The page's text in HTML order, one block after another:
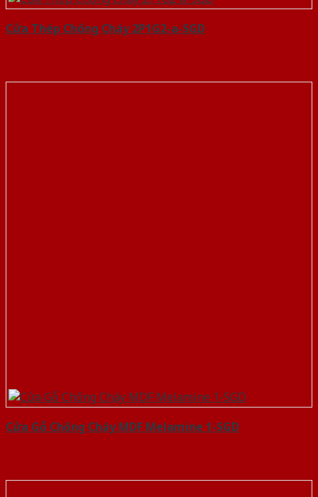
Cửa Thép Chống Cháy 2P1G2-a-SGD
Cửa Gỗ Chống Cháy MDF Melamine 1-SGD